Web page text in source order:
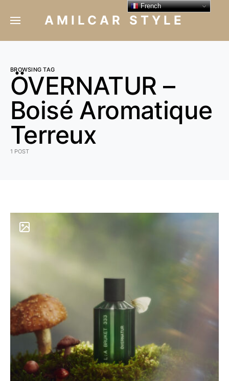
AMILCAR STYLE
BROWSING TAG
ÖVERNATUR –
Boisé Aromatique
Terreux
1 POST
French